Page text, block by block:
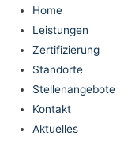
Home
Leistungen
Zertifizierung
Standorte
Stellenangebote
Kontakt
Aktuelles